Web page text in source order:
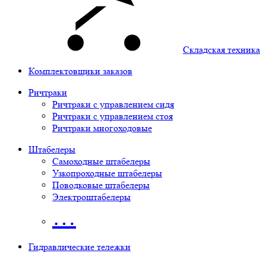
Складская техника
Комплектовщики заказов
Ричтраки
Ричтраки с управлением сидя
Ричтраки с управлением стоя
Ричтраки многоходовые
Штабелеры
Самоходные штабелеры
Узкопроходные штабелеры
Поводковые штабелеры
Электроштабелеры
…
Гидравлические тележки